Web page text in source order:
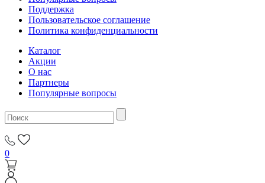
Поддержка
Пользовательское соглашение
Политика конфиденциальности
Каталог
Акции
О нас
Партнеры
Популярные вопросы
0